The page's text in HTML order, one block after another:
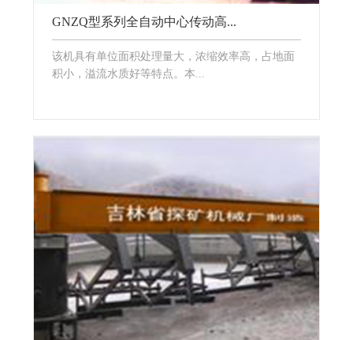
GNZQ型系列全自动中心传动高...
该机具有单位面积处理量大，浓缩效率高，占地面
积小，溢流水质好等特点。本...